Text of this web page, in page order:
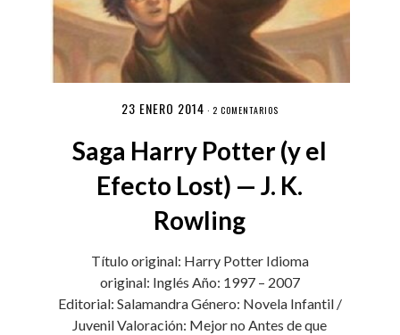
23 ENERO 2014 · 2 COMENTARIOS
Saga Harry Potter (y el
Efecto Lost) — J. K.
Rowling
Título original: Harry Potter Idioma
original: Inglés Año: 1997 – 2007
Editorial: Salamandra Género: Novela Infantil /
Juvenil Valoración: Mejor no Antes de que